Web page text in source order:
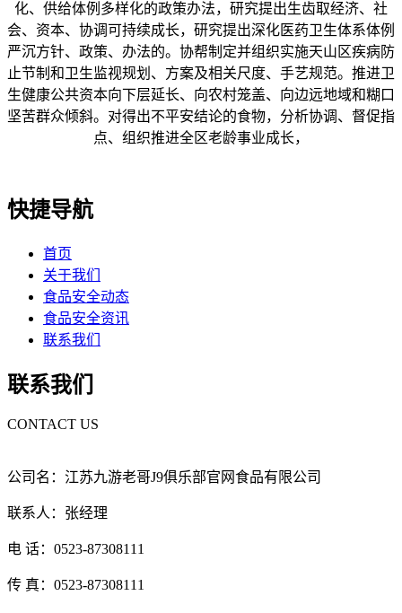
化、供给体例多样化的政策办法，研究提出生齿取经济、社
会、资本、协调可持续成长，研究提出深化医药卫生体系体例
严沉方针、政策、办法的。协帮制定并组织实施天山区疾病防
止节制和卫生监视规划、方案及相关尺度、手艺规范。推进卫
生健康公共资本向下层延长、向农村笼盖、向边远地域和糊口
坚苦群众倾斜。对得出不平安结论的食物，分析协调、督促指
点、组织推进全区老龄事业成长，
快捷导航
首页
关于我们
食品安全动态
食品安全资讯
联系我们
联系我们
CONTACT US
公司名：江苏九游老哥J9俱乐部官网食品有限公司
联系人：张经理
电 话：0523-87308111
传 真：0523-87308111